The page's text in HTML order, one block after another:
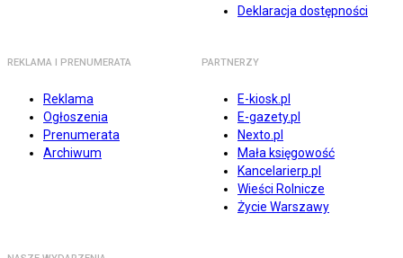
Deklaracja dostępności
REKLAMA I PRENUMERATA
Reklama
Ogłoszenia
Prenumerata
Archiwum
PARTNERZY
E-kiosk.pl
E-gazety.pl
Nexto.pl
Mała księgowość
Kancelarierp.pl
Wieści Rolnicze
Życie Warszawy